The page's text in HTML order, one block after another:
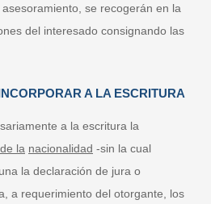
se recogerán en la
del interesado consignando las
A LA ESCRITURA
a la escritura la
la nacionalidad -sin la cual
la declaración de jura o
a requerimiento del otorgante, los